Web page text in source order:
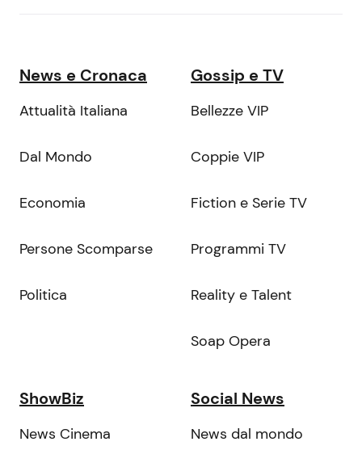
News e Cronaca
Attualità Italiana
Dal Mondo
Economia
Persone Scomparse
Politica
Gossip e TV
Bellezze VIP
Coppie VIP
Fiction e Serie TV
Programmi TV
Reality e Talent
Soap Opera
ShowBiz
News Cinema
Social News
News dal mondo